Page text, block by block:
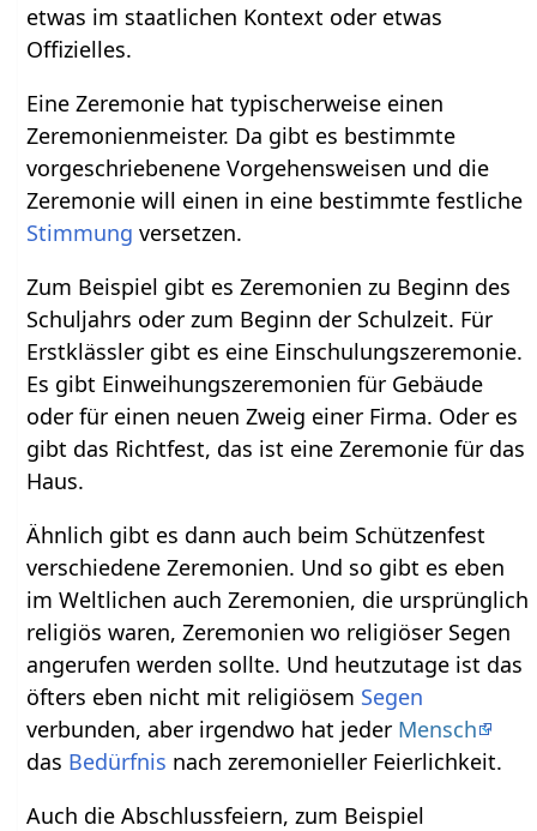
etwas im staatlichen Kontext oder etwas
Offizielles.
Eine Zeremonie hat typischerweise einen
Zeremonienmeister. Da gibt es bestimmte
vorgeschriebenene Vorgehensweisen und die
Zeremonie will einen in eine bestimmte festliche
Stimmung versetzen.
Zum Beispiel gibt es Zeremonien zu Beginn des
Schuljahrs oder zum Beginn der Schulzeit. Für
Erstklässler gibt es eine Einschulungszeremonie.
Es gibt Einweihungszeremonien für Gebäude
oder für einen neuen Zweig einer Firma. Oder es
gibt das Richtfest, das ist eine Zeremonie für das
Haus.
Ähnlich gibt es dann auch beim Schützenfest
verschiedene Zeremonien. Und so gibt es eben
im Weltlichen auch Zeremonien, die ursprünglich
religiös waren, Zeremonien wo religiöser Segen
angerufen werden sollte. Und heutzutage ist das
öfters eben nicht mit religiösem Segen
verbunden, aber irgendwo hat jeder Mensch
das Bedürfnis nach zeremonieller Feierlichkeit.
Auch die Abschlussfeiern, zum Beispiel